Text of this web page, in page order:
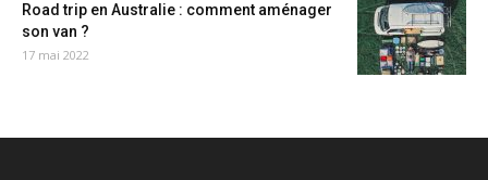
Road trip en Australie : comment aménager
son van ?
17 mai 2022